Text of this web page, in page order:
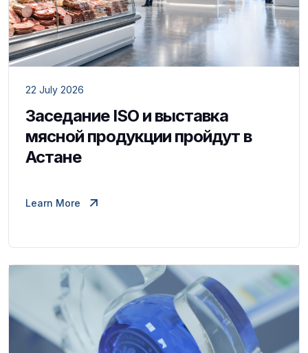
22 July 2026
Заседание ISO и выставка
мясной продукции пройдут в
Астане
Learn More